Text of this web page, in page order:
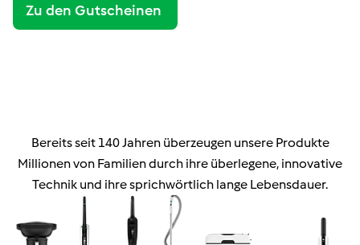
Zu den Gutscheinen
Bereits seit 140 Jahren überzeugen unsere Produkte
Millionen von Familien durch ihre überlegene, innovative
Technik und ihre sprichwörtlich lange Lebensdauer.